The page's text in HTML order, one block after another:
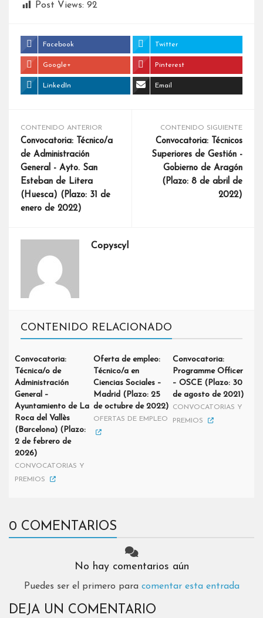
Post Views: 92
Facebook Twitter
Google+ Pinterest
LinkedIn Email
CONTENIDO ANTERIOR
Convocatoria: Técnico/a
de Administración
General - Ayto. San
Esteban de Litera
(Huesca) (Plazo: 31 de
enero de 2022)
CONTENIDO SIGUIENTE
Convocatoria: Técnicos
Superiores de Gestión -
Gobierno de Aragón
(Plazo: 8 de abril de
2022)
Copyscyl
CONTENIDO RELACIONADO
Convocatoria:
Técnica/o de
Administración
General –
Ayuntamiento de La
Roca del Vallès
(Barcelona) (Plazo:
2 de febrero de
2026)
CONVOCATORIAS Y
PREMIOS
Oferta de empleo:
Técnico/a en
Ciencias Sociales –
Madrid (Plazo: 25
de octubre de 2022)
OFERTAS DE EMPLEO
Convocatoria:
Programme Officer
– OSCE (Plazo: 30
de agosto de 2021)
CONVOCATORIAS Y
PREMIOS
0 COMENTARIOS
No hay comentarios aún
Puedes ser el primero para comentar esta entrada
DEJA UN COMENTARIO